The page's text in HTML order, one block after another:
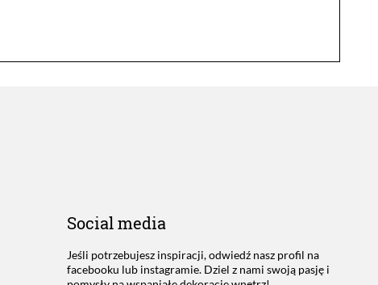
Social media
Jeśli potrzebujesz inspiracji, odwiedź nasz profil na
facebooku lub instagramie. Dziel z nami swoją pasję i